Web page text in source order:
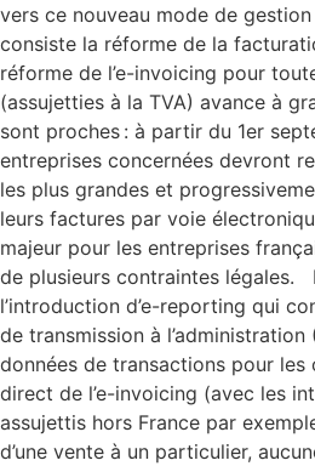
vers ce nouveau mode de
consiste la réforme de la
réforme de l’e-invoicing pour
(assujetties à la TVA) avance à
sont proches : à partir du 1er
entreprises concernées devront
les plus grandes et
leurs factures par voie
majeur pour les entreprises
de plusieurs contraintes légales.
l’introduction d’e-reporting qui
de transmission à
données de transactions pour les
direct de l’e-invoicing (avec les
assujettis hors France par
d’une vente à un particulier,